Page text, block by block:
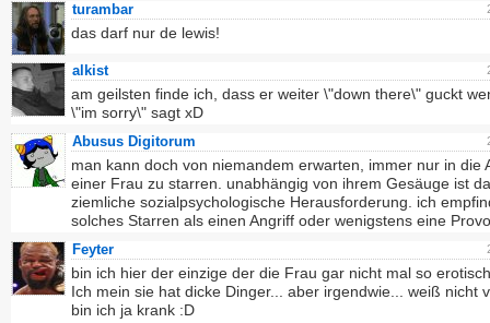
turambar
das darf nur de lewis!
alkist
am geilsten finde ich, dass er weiter \"down there\" guckt
\"im sorry\" sagt xD
Abusus Digitorum
man kann doch von niemandem erwarten, immer nur in die
einer Frau zu starren. unabhängig von ihrem Gesäuge ist
ziemliche sozialpsychologische Herausforderung. ich
solches Starren als einen Angriff oder wenigstens eine
Feyter
bin ich hier der einzige der die Frau gar nicht mal so
Ich mein sie hat dicke Dinger... aber irgendwie... weiß nicht
bin ich ja krank :D